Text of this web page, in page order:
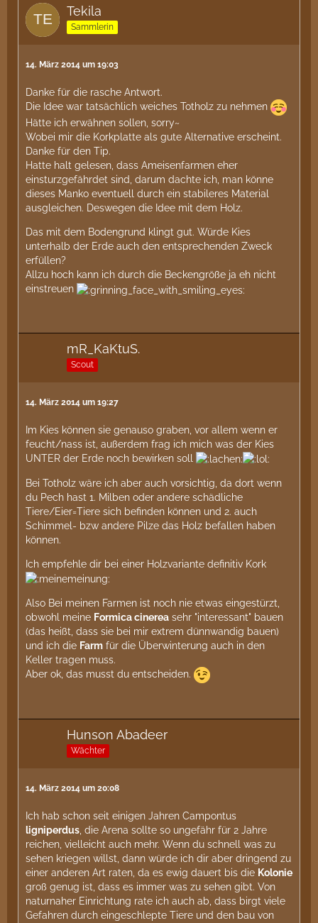
Tekila
Sammlerin
14. März 2014 um 19:03
Danke für die rasche Antwort.
Die Idee war tatsächlich weiches Totholz zu nehmen
Hätte ich erwähnen sollen, sorry~
Wobei mir die Korkplatte als gute Alternative erscheint.
Danke für den Tip.
Hatte halt gelesen, dass Ameisenfarmen eher
einsturzgefährdet sind, darum dachte ich, man könne
dieses Manko eventuell durch ein stabileres Material
ausgleichen. Deswegen die Idee mit dem Holz.
Das mit dem Bodengrund klingt gut. Würde Kies
unterhalb der Erde auch den entsprechenden Zweck
erfüllen?
Allzu hoch kann ich durch die Beckengröße ja eh nicht
einstreuen
mR_KaKtuS.
Scout
14. März 2014 um 19:27
Im Kies können sie genauso graben, vor allem wenn er
feucht/nass ist, außerdem frag ich mich was der Kies
UNTER der Erde noch bewirken soll
Bei Totholz wäre ich aber auch vorsichtig, da dort wenn
du Pech hast 1. Milben oder andere schädliche
Tiere/Eier=Tiere sich befinden können und 2. auch
Schimmel- bzw andere Pilze das Holz befallen haben
können.
Ich empfehle dir bei einer Holzvariante definitiv Kork
Also Bei meinen Farmen ist noch nie etwas eingestürzt,
obwohl meine Formica cinerea sehr "interessant" bauen
(das heißt, dass sie bei mir extrem dünnwandig bauen)
und ich die Farm für die Überwinterung auch in den
Keller tragen muss.
Aber ok, das musst du entscheiden.
Hunson Abadeer
Wächter
14. März 2014 um 20:08
Ich hab schon seit einigen Jahren Campontus
ligniperdus, die Arena sollte so ungefähr für 2 Jahre
reichen, vielleicht auch mehr. Wenn du schnell was zu
sehen kriegen willst, dann würde ich dir aber dringend zu
einer anderen Art raten, da es ewig dauert bis die Kolonie
groß genug ist, dass es immer was zu sehen gibt. Von
naturnaher Einrichtung rate ich auch ab, dass birgt viele
Gefahren durch eingeschlepte Tiere und den bau von